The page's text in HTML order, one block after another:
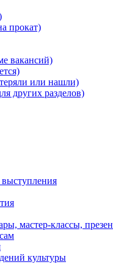
прокат)
вакансий)
или нашли)
других разделов)
мастер-классы,
культуры